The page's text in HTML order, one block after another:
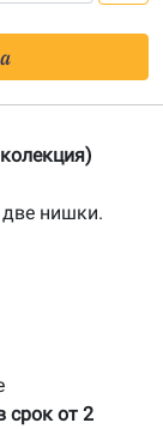
нишки.
срок от 2